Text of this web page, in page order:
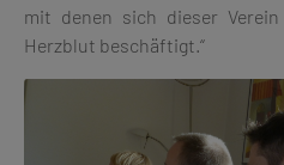
mit denen sich dieser
Herzblut beschäftigt.“